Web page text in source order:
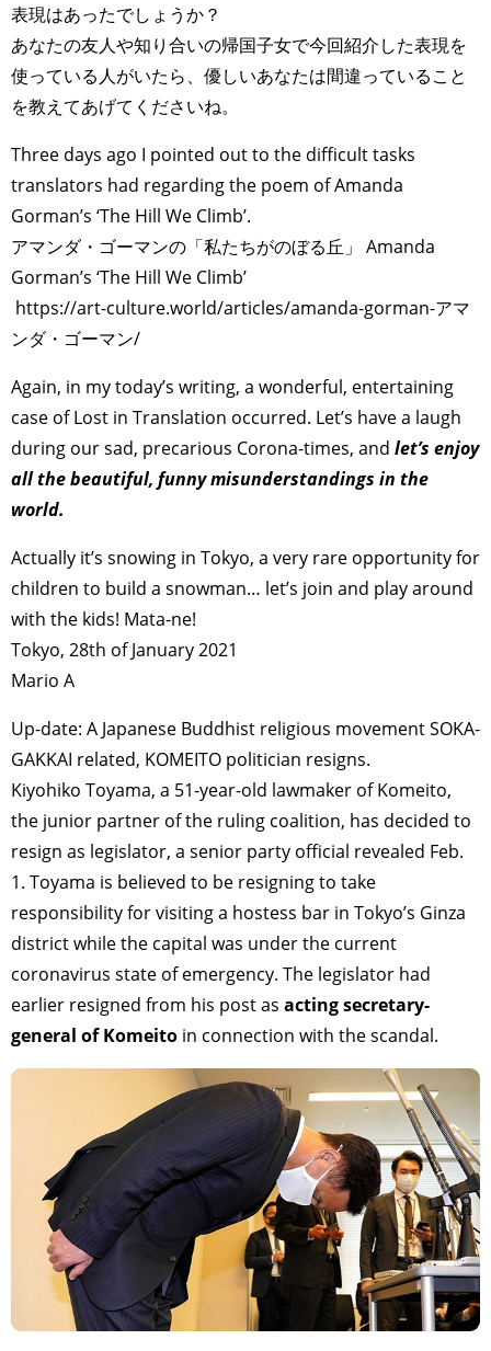
表現はあったでしょうか？
あなたの友人や知り合いの帰国子女で今回紹介した表現を
使っている人がいたら、優しいあなたは間違っていること
を教えてあげてくださいね。
Three days ago I pointed out to the difficult tasks
translators had regarding the poem of Amanda
Gorman’s ‘The Hill We Climb’.
アマンダ・ゴーマンの「私たちがのぼる丘」 Amanda
Gorman’s ‘The Hill We Climb’
https://art-culture.world/articles/amanda-gorman-アマ
ンダ・ゴーマン/
Again, in my today’s writing, a wonderful, entertaining
case of Lost in Translation occurred. Let’s have a laugh
during our sad, precarious Corona-times, and let’s enjoy
all the beautiful, funny misunderstandings in the
world.
Actually it’s snowing in Tokyo, a very rare opportunity for
children to build a snowman… let’s join and play around
with the kids! Mata-ne!
Tokyo, 28th of January 2021
Mario A
Up-date: A Japanese Buddhist religious movement SOKA-
GAKKAI related, KOMEITO politician resigns.
Kiyohiko Toyama, a 51-year-old lawmaker of Komeito,
the junior partner of the ruling coalition, has decided to
resign as legislator, a senior party official revealed Feb.
1. Toyama is believed to be resigning to take
responsibility for visiting a hostess bar in Tokyo’s Ginza
district while the capital was under the current
coronavirus state of emergency. The legislator had
earlier resigned from his post as acting secretary-
general of Komeito in connection with the scandal.